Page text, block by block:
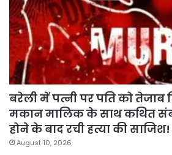
बरेली में पत्नी पर पति को तेजाब
मकान मालिक के साथ कथित
होने के बाद रची हत्या की साजिश!
August 10, 2026